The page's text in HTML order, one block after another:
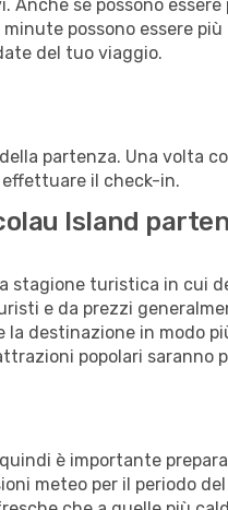
Anche se possono
possono essere
del tuo viaggio.
partenza. Una volta
il check-in.
Island
stagione turistica in cui
e da prezzi
destinazione in modo
popolari saranno
è importante
meteo per il periodo